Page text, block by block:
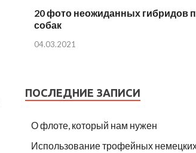
20 фото неожиданных гибридов
собак
04.03.2021
ПОСЛЕДНИЕ ЗАПИСИ
О флоте, который нам нужен
Использование трофейных